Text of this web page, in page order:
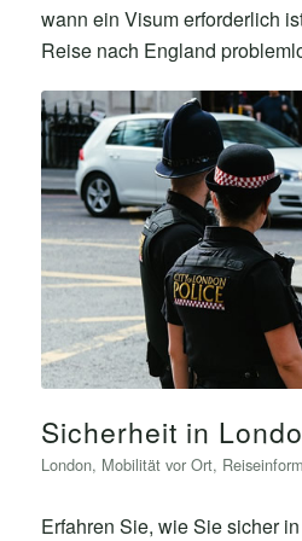
wann ein Visum erforderlich
Reise nach England
Sicherheit in
London, Mobilität vor Ort,
Erfahren Sie, wie Sie sicher